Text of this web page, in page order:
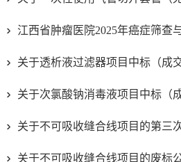
关于不可吸收缝合线项目的第三
关于不可吸收缝合线项目的废标